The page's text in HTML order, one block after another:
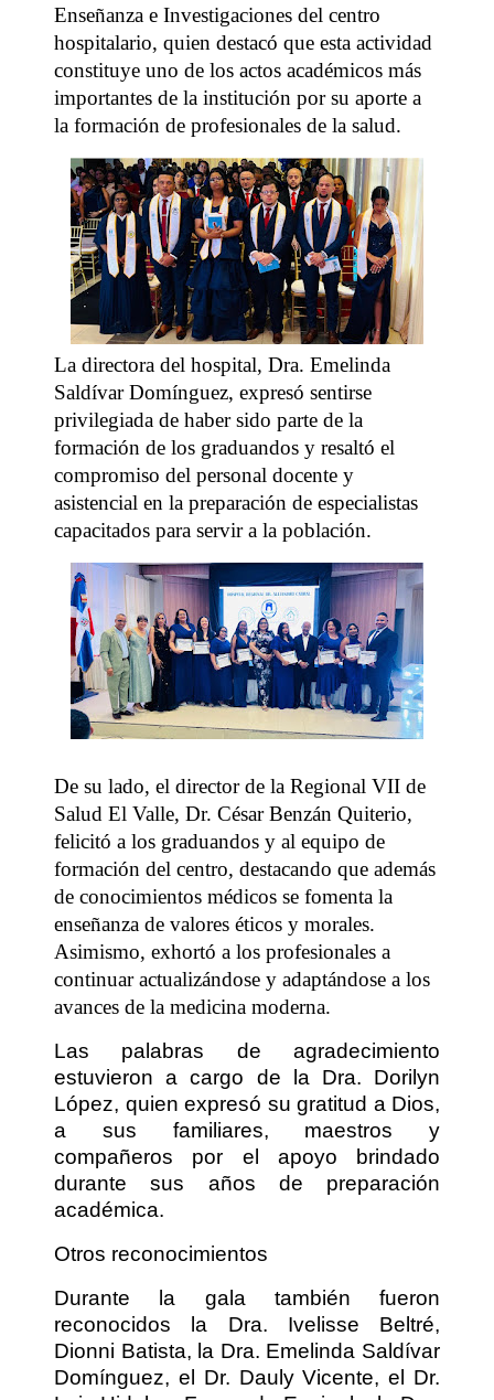
Enseñanza e Investigaciones del centro
hospitalario, quien destacó que esta actividad
constituye uno de los actos académicos más
importantes de la institución por su aporte a
la formación de profesionales de la salud.
La directora del hospital, Dra. Emelinda
Saldívar Domínguez, expresó sentirse
privilegiada de haber sido parte de la
formación de los graduandos y resaltó el
compromiso del personal docente y
asistencial en la preparación de especialistas
capacitados para servir a la población.
De su lado, el director de la Regional VII de
Salud El Valle, Dr. César Benzán Quiterio,
felicitó a los graduandos y al equipo de
formación del centro, destacando que además
de conocimientos médicos se fomenta la
enseñanza de valores éticos y morales.
Asimismo, exhortó a los profesionales a
continuar actualizándose y adaptándose a los
avances de la medicina moderna.
Las palabras de agradecimiento
estuvieron a cargo de la Dra. Dorilyn
López, quien expresó su gratitud a Dios,
a sus familiares, maestros y
compañeros por el apoyo brindado
durante sus años de preparación
académica.
Otros reconocimientos
Durante la gala también fueron
reconocidos la Dra. Ivelisse Beltré,
Dionni Batista, la Dra. Emelinda Saldívar
Domínguez, el Dr. Dauly Vicente, el Dr.